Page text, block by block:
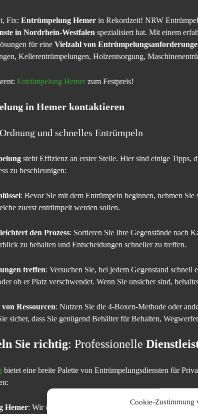
Cookie-Zustimmung
Fix: Entrümpelung Hemer in Rekordzeit! NRW
in Nordrhein-Westfalen spezialisiert hat. Mit einem
für eine Vielzahl von
Kellerentrümpelungen, Holzentsorgung,
Entrümpelung Hemer zum Festpreis!
in Hemer kontaktieren
und schnelles Entrümpeln
steht Effizienz an erster Stelle. Hier sind einige Tipps,
zu beschleunigen:
: Bevor Sie mit dem Entrümpeln beginnen, nehmen
zuerst entrümpelt werden sollen.
den Prozess: Sortieren Sie Ihre Gegenstände nach
zu behalten und Entscheidungen schneller zu treffen.
treffen: Versuchen Sie, bei jedem Gegenstand
ob er Platz verschwendet. Wenn Sie unsicher sind,
Ressourcen: Nutzen Sie die 4-Boxen-Methode oder
sicher, dass Sie genügend Behälter für Behalten,
Sie richtig: Professionelle
bietet eine breite Palette von Entrümpelungsdiensten für
Hemer: Wir übernehmen die komplette Räumung Ihrer